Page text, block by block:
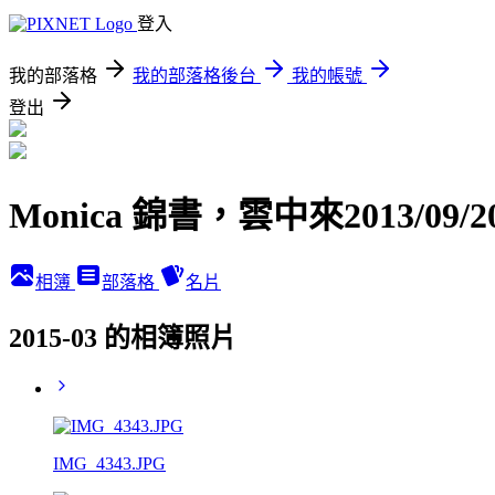
登入
我的部落格 我的部落格後台
我的帳號
登出
Monica 錦書，雲中來2013/09/
相簿 部落格 名片
2015-03 的相簿照片
IMG_4343.JPG